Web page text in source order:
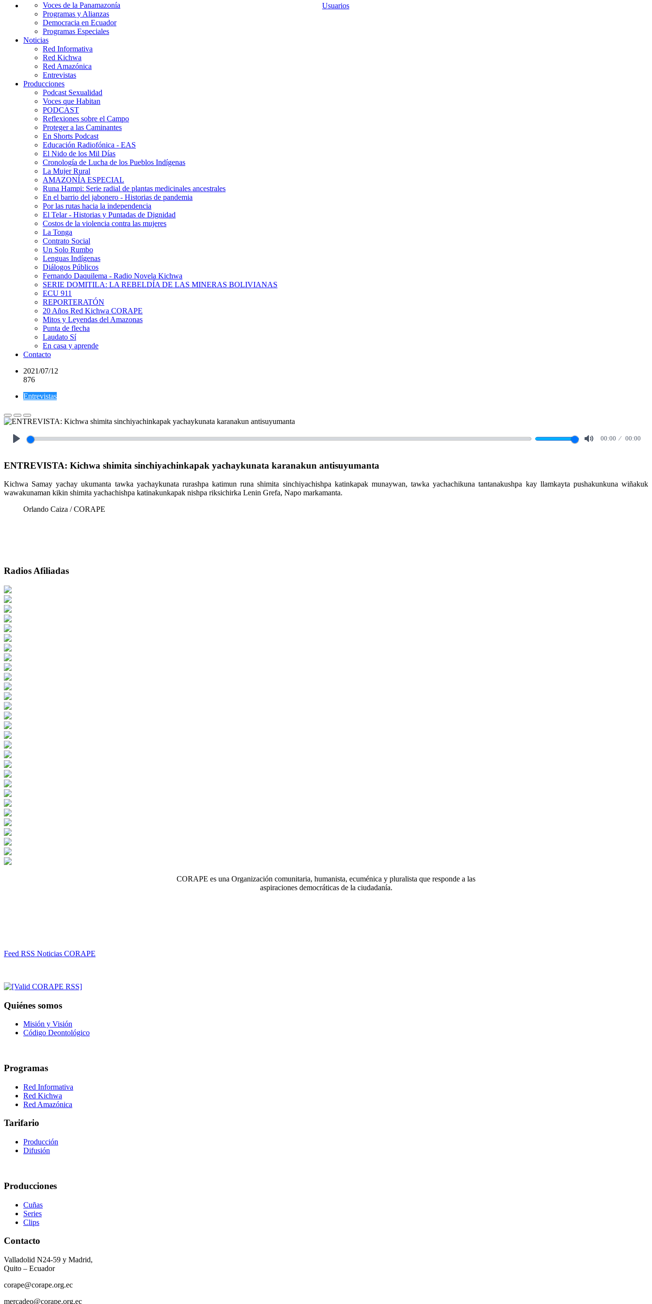
Usuarios
Voces de la Panamazonía
Programas y Alianzas
Democracia en Ecuador
Programas Especiales
Noticias
Red Informativa
Red Kichwa
Red Amazónica
Entrevistas
Producciones
Podcast Sexualidad
Voces que Habitan
PODCAST
Reflexiones sobre el Campo
Proteger a las Caminantes
En Shorts Podcast
Educación Radiofónica - EAS
El Nido de los Mil Días
Cronología de Lucha de los Pueblos Indígenas
La Mujer Rural
AMAZONÍA ESPECIAL
Runa Hampi: Serie radial de plantas medicinales ancestrales
En el barrio del jabonero - Historias de pandemia
Por las rutas hacia la independencia
El Telar - Historias y Puntadas de Dignidad
Costos de la violencia contra las mujeres
La Tonga
Contrato Social
Un Solo Rumbo
Lenguas Indígenas
Diálogos Públicos
Fernando Daquilema - Radio Novela Kichwa
SERIE DOMITILA: LA REBELDÍA DE LAS MINERAS BOLIVIANAS
ECU 911
REPORTERATÓN
20 Años Red Kichwa CORAPE
Mitos y Leyendas del Amazonas
Punta de flecha
Laudato Sí
En casa y aprende
Contacto
2021/07/12
876
Entrevistas
00:00 00:00
ENTREVISTA: Kichwa shimita sinchiyachinkapak yachaykunata karanakun antisuyumanta
Kichwa Samay yachay ukumanta tawka yachaykunata rurashpa katimun runa shimita sinchiyachishpa katinkapak munaywan, tawka yachachikuna tantanakushpa kay llamkayta pushakunkuna wiñakuk
wawakunaman kikin shimita yachachishpa katinakunkapak nishpa riksichirka Lenin Grefa, Napo markamanta.
Orlando Caiza / CORAPE
Radios Afiliadas
CORAPE es una Organización comunitaria, humanista, ecuménica y pluralista que responde a las
aspiraciones democráticas de la ciudadanía.
Feed RSS Noticias CORAPE
Quiénes somos
Misión y Visión
Código Deontológico
Programas
Red Informativa
Red Kichwa
Red Amazónica
Tarifario
Producción
Difusión
Producciones
Cuñas
Series
Clips
Contacto
Valladolid N24-59 y Madrid,
Quito – Ecuador
corape@corape.org.ec
mercadeo@corape.org.ec